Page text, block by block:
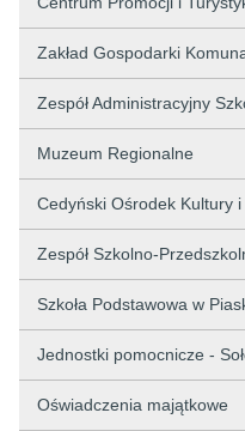
Zakład Gospodarki
Zespół Administracyjny
Muzeum Regionalne
Cedyński Ośrodek Kultury i
Zespół Szkolno-
Szkoła Podstawowa w
Jednostki pomocnicze -
Oświadczenia majątkowe